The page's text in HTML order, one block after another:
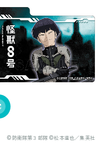
©防衛隊第３部隊 ©松本直也／集英社